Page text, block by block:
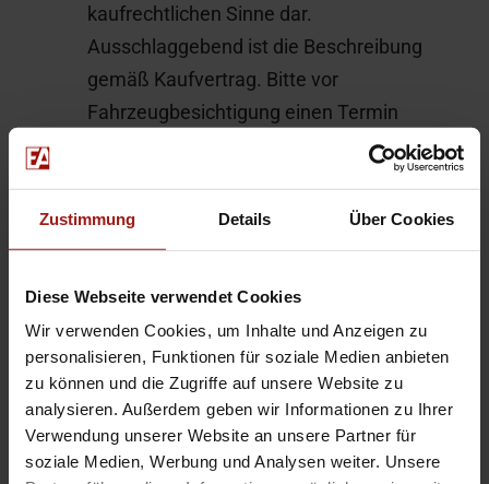
Zustimmung Details Über Cookies
Diese Webseite verwendet Cookies
Wir verwenden Cookies, um Inhalte und Anzeigen zu
personalisieren, Funktionen für soziale Medien anbieten
zu können und die Zugriffe auf unsere Website zu
analysieren. Außerdem geben wir Informationen zu Ihrer
Verwendung unserer Website an unsere Partner für
soziale Medien, Werbung und Analysen weiter. Unsere
kaufrechtlichen Sinne dar.
Ausschlaggebend ist die Beschreibung
gemäß Kaufvertrag. Bitte vor
Fahrzeugbesichtigung einen Termin
vereinbaren da der Fahrzeugstandort
Hier finden Sie alle Bilder in XL-Größe:
Für Bilder im XL-Format geben Sie
diesen Code aufwww.aosXL.deein
Änderungen, Zwischenverkauf und
Irrtümer sind ausdrücklich vorbehalten.